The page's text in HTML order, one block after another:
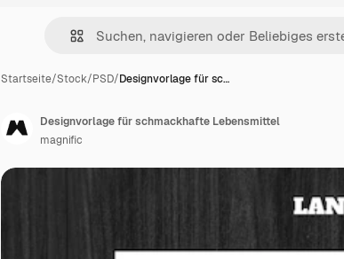
Startseite/Stock/PSD/Designvorlage für sc…
Designvorlage für schmackhafte Lebensmittel
magnific